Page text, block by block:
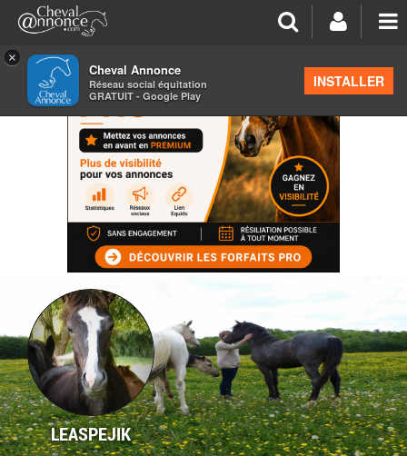
×
Cheval Annonce
Réseau social équitation
GRATUIT - Google Play
INSTALLER
LEASPEJIK